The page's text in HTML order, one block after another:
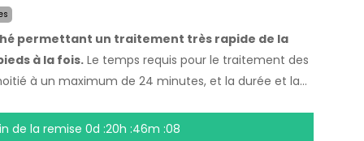
permettant un traitement très rapide de la
à la fois. Le temps requis pour le traitement des
à un maximum de 24 minutes, et la durée et la
le système automatique, vous n`êtes pas
vos mains, vos pieds et vos aisselles secs
de la remise 0d :20h :46m :07